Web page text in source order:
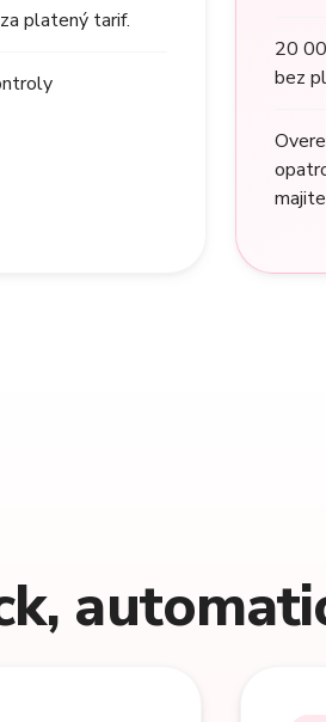
platený tarif.
20
bez